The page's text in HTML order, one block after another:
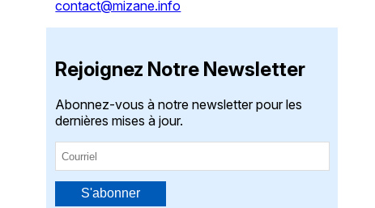
contact@mizane.info
Rejoignez Notre Newsletter
Abonnez-vous à notre newsletter pour les
dernières mises à jour.
S'abonner